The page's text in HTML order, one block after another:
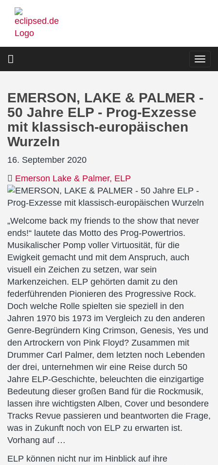
Direkt
zum
Inhalt
EMERSON, LAKE & PALMER -
50 Jahre ELP - Prog-Exzesse
mit klassisch-europäischen
Wurzeln
16. September 2020
Emerson Lake & Palmer ELP
„Welcome back my friends to the show that never
ends!“ lautete das Motto des Prog-Powertrios.
Musikalischer Pomp voller Virtuosität, für die
Ewigkeit gemacht und mit dem Anspruch, auch
visuell ein Zeichen zu setzen, war sein
Markenzeichen. ELP gehörten damit zu den
federführenden Pionieren des Progressive Rock.
Doch welche Rolle spielten sie speziell in den
Jahren 1970 bis 1973 im Vergleich zu den anderen
Genre-Begründern King Crimson, Genesis, Yes und
den Artrockern von Pink Floyd? Zusammen mit
Drummer Carl Palmer, dem letzten noch Lebenden
der drei, unternehmen wir eine Reise durch 50
Jahre ELP-Geschichte, beleuchten die einzigartige
Bedeutung dieser großen Band für die Rockmusik,
lassen ihre wichtigsten Alben, Cover und besondere
Tracks Revue passieren und beantworten die Frage,
was in Zukunft noch von ELP zu erwarten ist.
Vorhang auf …
ELP können nicht nur im Hinblick auf ihre